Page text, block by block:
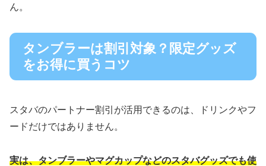
ん。
タンブラーは割引対象？限定グッズ
をお得に買うコツ
スタバのパートナー割引が活用できるのは、ドリンクやフ
ードだけではありません。
実は、タンブラーやマグカップなどのスタバグッズでも使